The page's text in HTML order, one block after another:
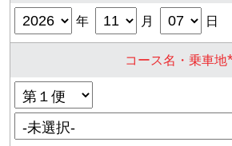
年 月 日
コース名・乗車地*